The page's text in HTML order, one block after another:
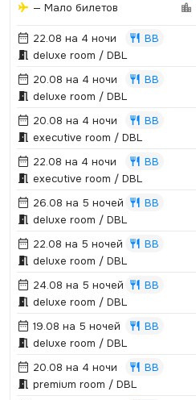
— Мало билетов
22.08 на 4 ночи
BB
deluxe room / DBL
20.08 на 4 ночи
BB
deluxe room / DBL
20.08 на 4 ночи
BB
executive room / DBL
22.08 на 4 ночи
BB
executive room / DBL
26.08 на 5 ночей
BB
deluxe room / DBL
22.08 на 5 ночей
BB
deluxe room / DBL
24.08 на 5 ночей
BB
deluxe room / DBL
19.08 на 5 ночей
BB
deluxe room / DBL
20.08 на 4 ночи
BB
premium room / DBL